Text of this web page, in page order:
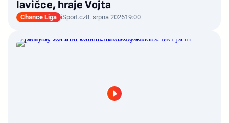
lavičce, hraje Vojta
Chance Liga iSport.cz8. srpna 202619:00